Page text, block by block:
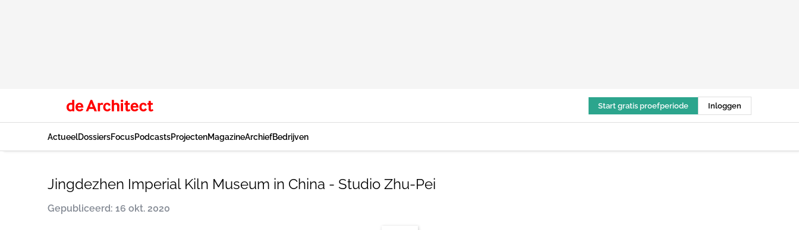
Start gratis proefperiode Inloggen
ActueelDossiersFocusPodcastsProjectenMagazineArchiefBedrijven
Jingdezhen Imperial Kiln Museum in China - Studio Zhu-Pei
Gepubliceerd: 16 okt. 2020